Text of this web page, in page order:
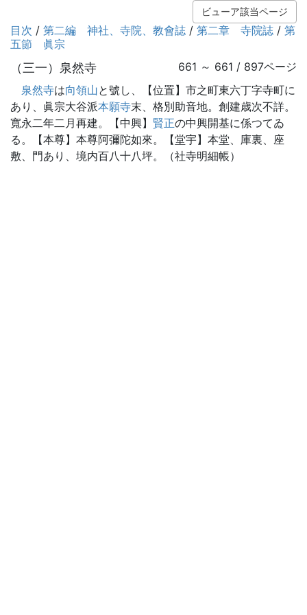
ビューア該当ページ
目次 / 第二編 神社、寺院、教會誌 / 第二章 寺院誌 / 第
五節 眞宗
（三一）泉然寺
661 ～ 661 / 897ページ
泉然寺は向領山と號し、【位置】市之町東六丁字寺町に
あり、眞宗大谷派本願寺末、格別助音地。創建歳次不詳。
寬永二年二月再建。【中興】 賢正の中興開基に係つてゐ
る。【本尊】本尊阿彌陀如來。【堂宇】本堂、庫裏、座
敷、門あり、境内百八十八坪。（社寺明細帳）